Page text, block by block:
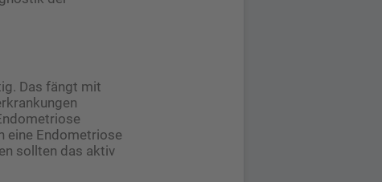
Das fängt mit
eine Endometriose
sollten das aktiv